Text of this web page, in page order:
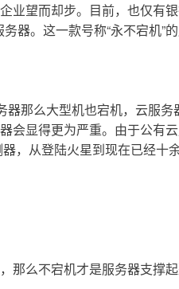
业望而却步。目前，也仅有
器。这一款号称“永不宕机
会显得更为严重。由于公有
，从登陆火星到现在已经
那么不宕机才是服务器支